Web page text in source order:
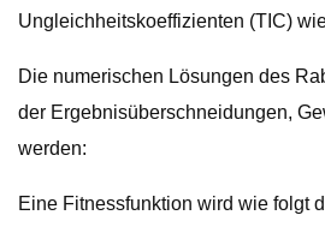
Ungleichheitskoeffizienten (TIC)
Die numerischen Lösungen des
der Ergebnisüberschneidungen,
werden:
Eine Fitnessfunktion wird wie folgt